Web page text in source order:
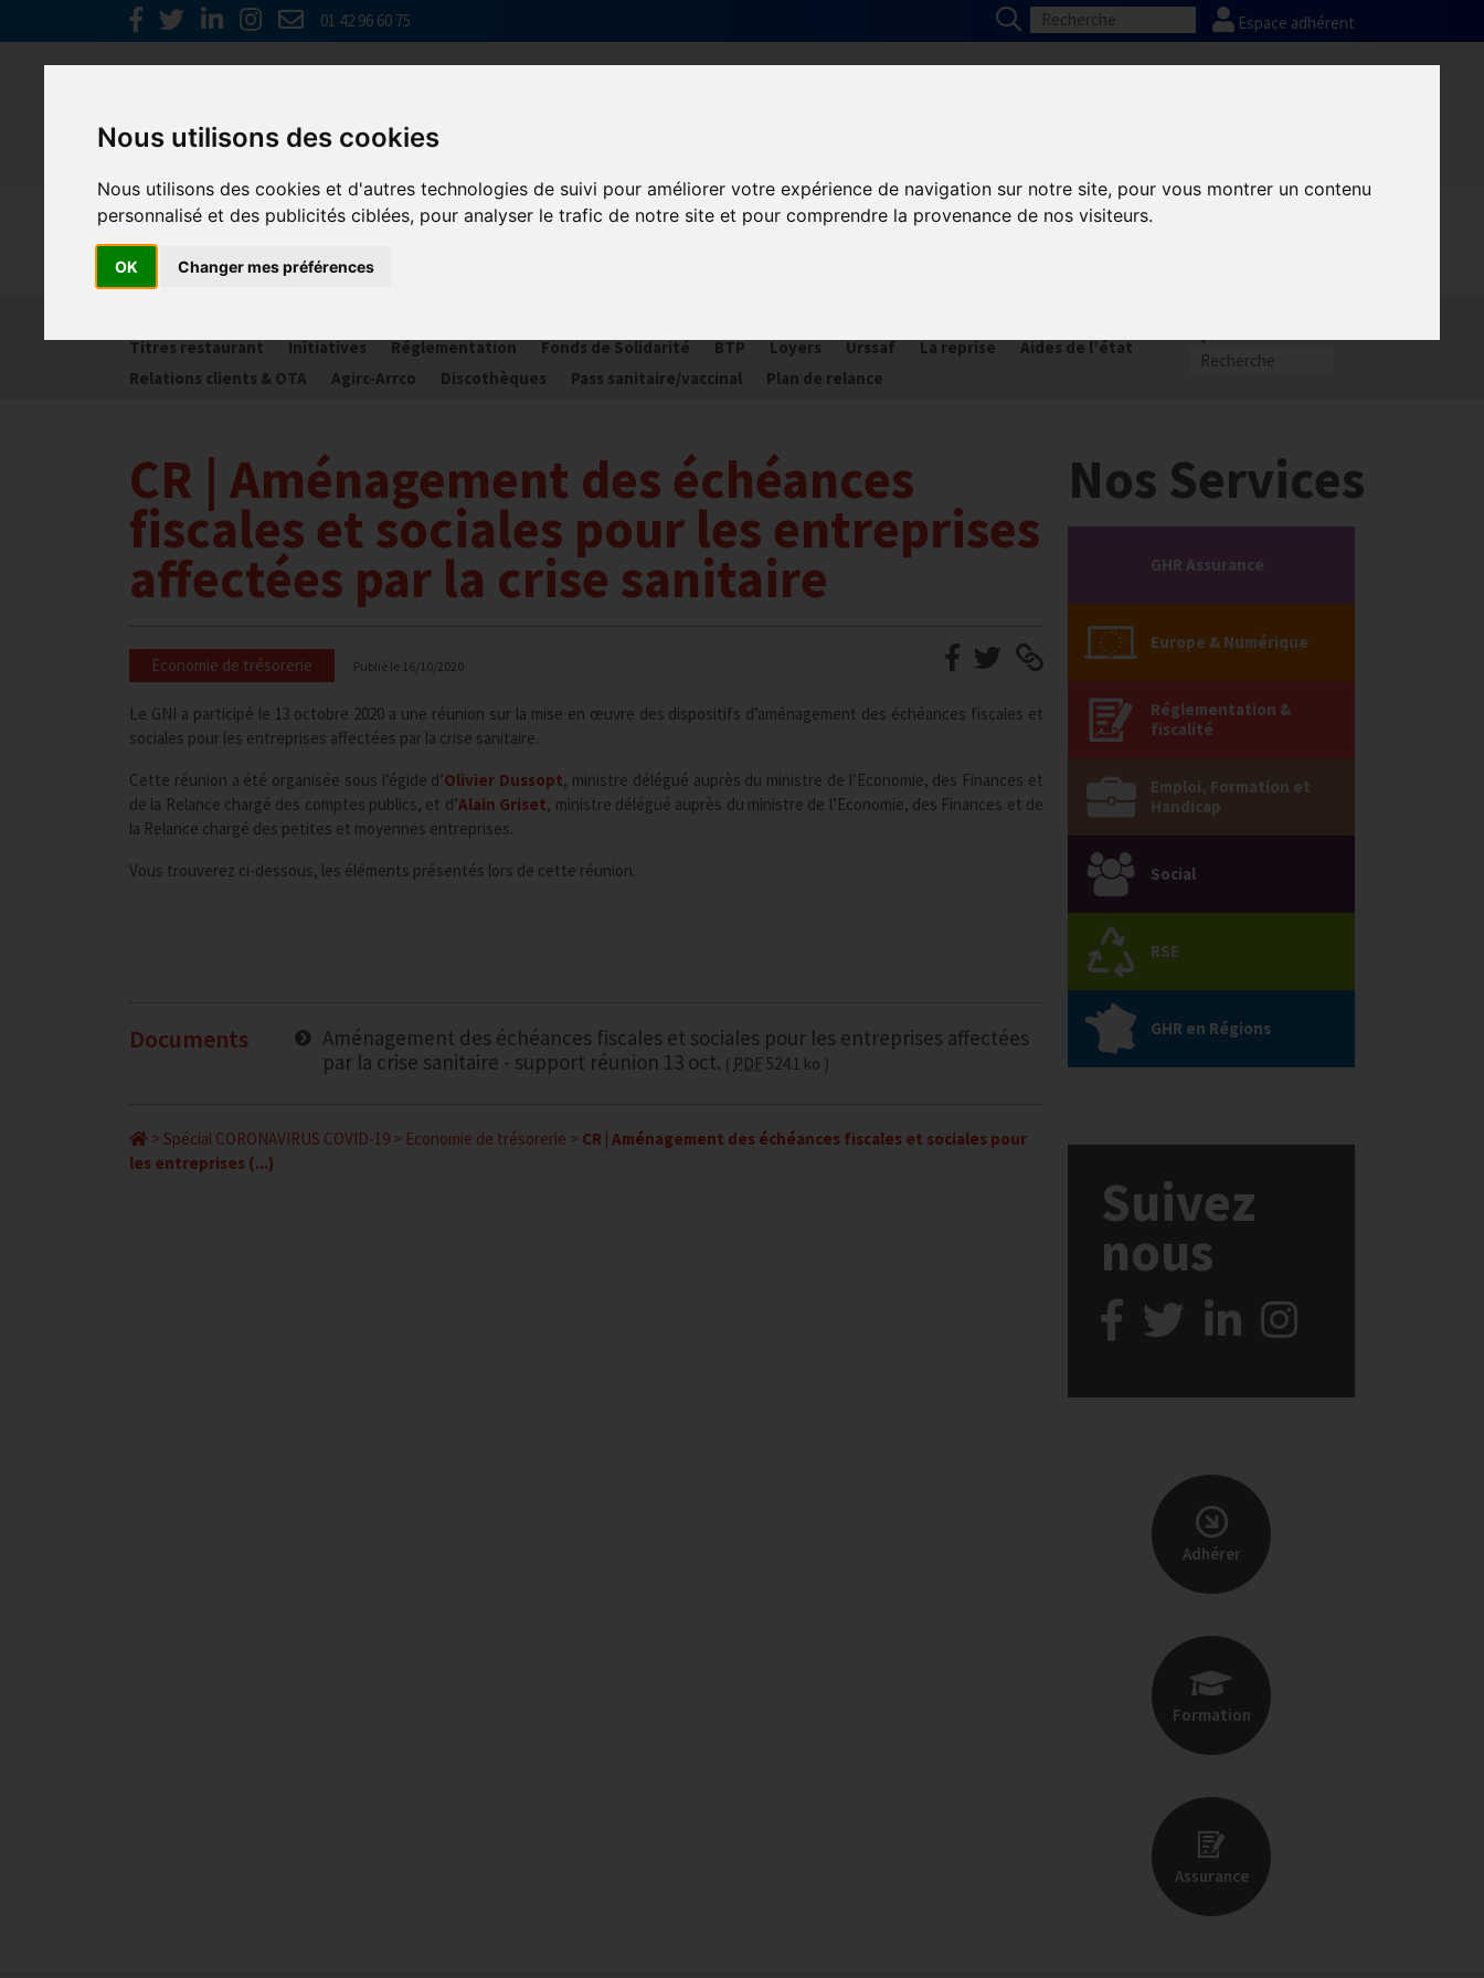
Nous utilisons des cookies
Nous utilisons des cookies et d'autres technologies de suivi pour améliorer votre expérience de navigation sur notre site, pour vous montrer un contenu
personnalisé et des publicités ciblées, pour analyser le trafic de notre site et pour comprendre la provenance de nos visiteurs.
OK Changer mes préférences
01 42 96 60 75 Espace adhérent
Spécial CORONAVIRUS COVID-19
Titres restaurant
Initiatives Réglementation Fonds de Solidarité BTP Loyers Urssaf La reprise
Aides de l’état
Relations clients & OTA
Agirc-Arrco Discothèques Pass sanitaire/vaccinal Plan de relance
CR | Aménagement des échéances
fiscales et sociales pour les entreprises
affectées par la crise sanitaire
Economie de trésorerie Publié le 16/10/2020
Le GNI a participé le 13 octobre 2020 a une réunion sur la mise en œuvre des dispositifs d’aménagement des échéances fiscales et
sociales pour les entreprises affectées par la crise sanitaire.
Cette réunion a été organisée sous l’égide d’Olivier Dussopt, ministre délégué auprès du ministre de l’Economie, des Finances et
de la Relance chargé des comptes publics, et d’Alain Griset, ministre délégué auprès du ministre de l’Economie, des Finances et de
la Relance chargé des petites et moyennes entreprises.
Vous trouverez ci-dessous, les éléments présentés lors de cette réunion.
Documents
Aménagement des échéances fiscales et sociales pour les entreprises affectées
par la crise sanitaire - support réunion 13 oct.
PDF 524.1 ko
> Spécial CORONAVIRUS COVID-19 > Economie de trésorerie > CR | Aménagement des échéances fiscales et sociales pour
les entreprises (...)
Nos Services
GHR Assurance
Europe & Numérique
Réglementation &
fiscalité
Emploi, Formation et
Handicap
Social
RSE
GHR en Régions
Suivez
nous
Adhérer
Formation
Assurance